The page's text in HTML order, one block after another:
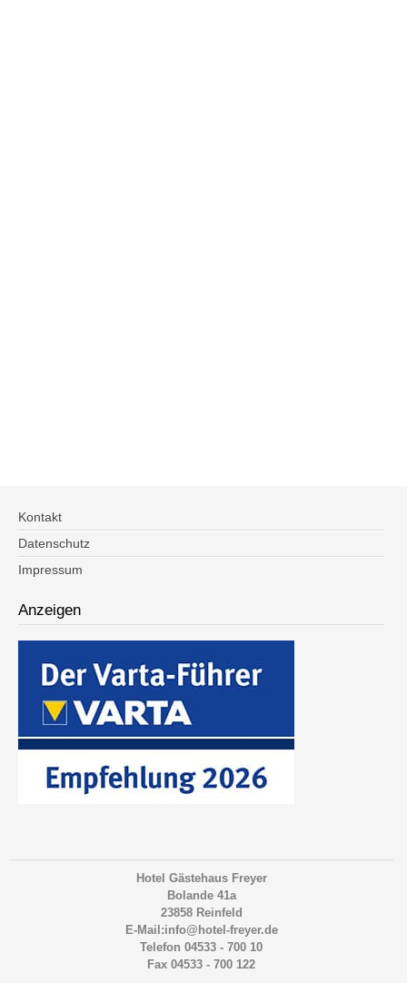
Kontakt
Datenschutz
Impressum
Anzeigen
Hotel Gästehaus Freyer
Bolande 41a
23858 Reinfeld
E-Mail:info@hotel-freyer.de
Telefon 04533 - 700 10
Fax 04533 - 700 122